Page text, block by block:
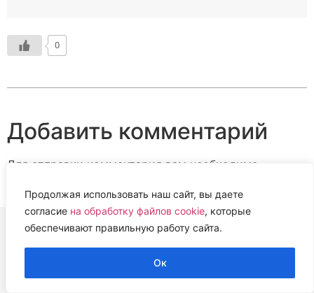
Продолжая использовать наш сайт, вы даете
согласие на обработку файлов cookie, которые
обеспечивают правильную работу сайта.
Ок
0
Добавить комментарий
Для отправки комментария вам необходимо
НИЖЕГОРОДСКОЙ ОБЛАСТИ (НОВА)